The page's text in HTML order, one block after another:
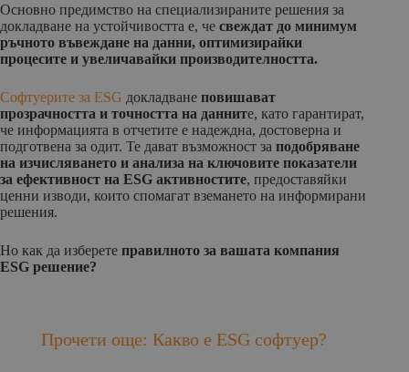
Основно предимство на специализираните решения за
докладване на устойчивостта е, че свеждат до минимум
ръчното въвеждане на данни, оптимизирайки
процесите и увеличавайки производителността.
Софтуерите за ESG докладване повишават
прозрачността и точността на данните, като гарантират,
че информацията в отчетите е надеждна, достоверна и
подготвена за одит. Те дават възможност за подобряване
на изчисляването и анализа на ключовите показатели
за ефективност на ESG активностите, предоставяйки
ценни изводи, които спомагат вземането на информирани
решения.
Но как да изберете правилното за вашата компания
ESG решение?
Прочети още: Какво е ESG софтуер?